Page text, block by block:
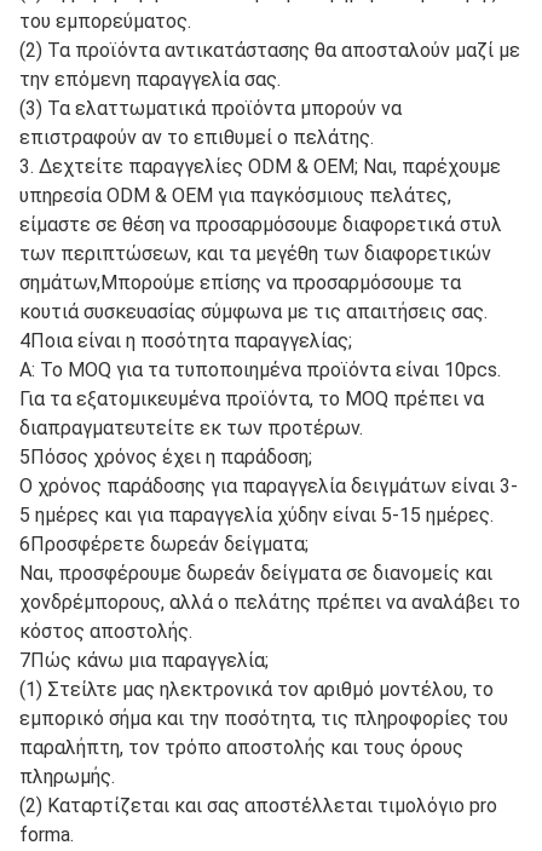
του εμπορεύματος.
(2) Τα προϊόντα αντικατάστασης θα αποσταλούν μαζί με
την επόμενη παραγγελία σας.
(3) Τα ελαττωματικά προϊόντα μπορούν να
επιστραφούν αν το επιθυμεί ο πελάτης.
3. Δεχτείτε παραγγελίες ODM & OEM; Ναι, παρέχουμε
υπηρεσία ODM & OEM για παγκόσμιους πελάτες,
είμαστε σε θέση να προσαρμόσουμε διαφορετικά στυλ
των περιπτώσεων, και τα μεγέθη των διαφορετικών
σημάτων,Μπορούμε επίσης να προσαρμόσουμε τα
κουτιά συσκευασίας σύμφωνα με τις απαιτήσεις σας.
4Ποια είναι η ποσότητα παραγγελίας;
Α: Το MOQ για τα τυποποιημένα προϊόντα είναι 10pcs.
Για τα εξατομικευμένα προϊόντα, το MOQ πρέπει να
διαπραγματευτείτε εκ των προτέρων.
5Πόσος χρόνος έχει η παράδοση;
Ο χρόνος παράδοσης για παραγγελία δειγμάτων είναι 3-
5 ημέρες και για παραγγελία χύδην είναι 5-15 ημέρες.
6Προσφέρετε δωρεάν δείγματα;
Ναι, προσφέρουμε δωρεάν δείγματα σε διανομείς και
χονδρέμπορους, αλλά ο πελάτης πρέπει να αναλάβει το
κόστος αποστολής.
7Πώς κάνω μια παραγγελία;
(1) Στείλτε μας ηλεκτρονικά τον αριθμό μοντέλου, το
εμπορικό σήμα και την ποσότητα, τις πληροφορίες του
παραλήπτη, τον τρόπο αποστολής και τους όρους
πληρωμής.
(2) Καταρτίζεται και σας αποστέλλεται τιμολόγιο pro
forma.